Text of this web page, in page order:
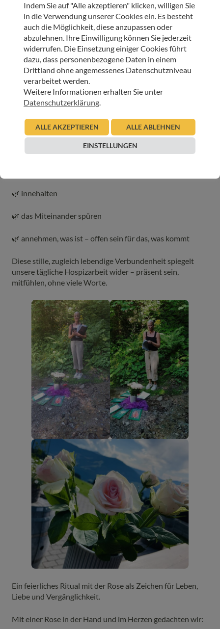
wir einen Spaziergang auf dem Nachtsöllberg in
Westendorf. Inmitten der Natur durften wir bewusst
🌿 innehalten
🌿 das Miteinander spüren
🌿 annehmen, was ist – offen sein für das, was kommt
Diese stille, zugleich lebendige Verbundenheit spiegelt
unsere tägliche Hospizarbeit wider – präsent sein,
mitfühlen, ohne viele Worte.
Ein feierliches Ritual mit der Rose als Zeichen für Leben,
Liebe und Vergänglichkeit.
Mit einer Rose in der Hand und im Herzen gedachten wir:
Indem Sie auf "Alle akzeptieren" klicken, willigen Sie
in die Verwendung unserer Cookies ein. Es besteht
auch die Möglichkeit, diese anzupassen oder
abzulehnen. Ihre Einwilligung können Sie jederzeit
widerrufen. Die Einsetzung einiger Cookies führt
dazu, dass personenbezogene Daten in einem
Drittland ohne angemessenes Datenschutzniveau
verarbeitet werden.
Weitere Informationen erhalten Sie unter
Datenschutzerklärung.
ALLE AKZEPTIEREN ALLE ABLEHNEN
EINSTELLUNGEN